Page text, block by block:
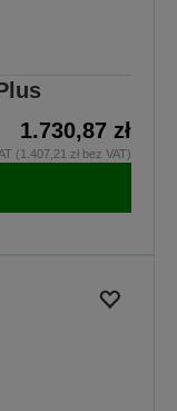
1.730,87 zł
(1.407,21 zł bez VAT)